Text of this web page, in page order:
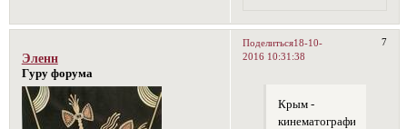
Поделиться 7
18-10-
2016 10:31:38
Эленн
Гуру форума
Крым -
кинематографическая